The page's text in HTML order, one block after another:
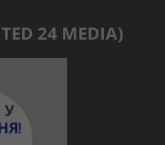
24 MEDIA)